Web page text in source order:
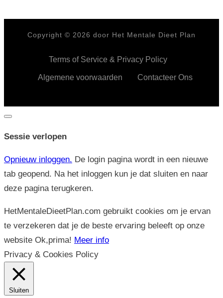
Copyright © 2026 door Het Mentale Dieet Plan
Terms of Service & Privacy Policy
Algemene voorwaarden Contacteer Ons
Dialoogvenster
Sessie verlopen
Opnieuw inloggen. De login pagina wordt in een nieuwe
tab geopend. Na het inloggen kun je dat sluiten en naar
deze pagina terugkeren.
HetMentaleDieetPlan.com gebruikt cookies om je ervan
te verzekeren dat je de beste ervaring beleeft op onze
website Ok,prima! Meer info
Privacy & Cookies Policy
Sluiten